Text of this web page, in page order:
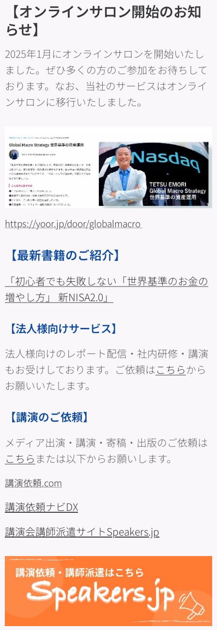
【オンラインサロン開始のお知
らせ】
2025年1月にオンラインサロンを開始いたし
ました。ぜひ多くの方のご参加をお待ちして
おります。なお、当社のサービスはオンライ
ンサロンに移行いたしました。
https://yoor.jp/door/globalmacro
【最新書籍のご紹介】
「初心者でも失敗しない「世界基準のお金の
増やし方」 新NISA2.0」
【法人様向けサービス】
法人様向けのレポート配信・社内研修・講演
もお受けしております。ご依頼はこちらから
お願いいたします。
【講演のご依頼】
メディア出演・講演・寄稿・出版のご依頼は
こちら または以下からお願いします。
講演依頼.com
講演依頼ナビDX
講演会講師派遣サイトSpeakers.jp